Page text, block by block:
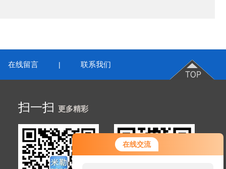
在线交流
在线留言 | 联系我们
扫一扫 更多精彩